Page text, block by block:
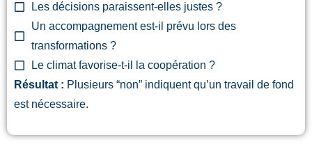
Les décisions paraissent-elles justes ?
Un accompagnement est-il prévu lors des
transformations ?
Le climat favorise-t-il la coopération ?
Résultat : Plusieurs “non” indiquent qu’un travail de fond
est nécessaire.